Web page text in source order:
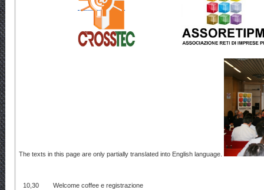
The texts in this page are only partially translated into English language.
10,30 Welcome coffee e registrazione